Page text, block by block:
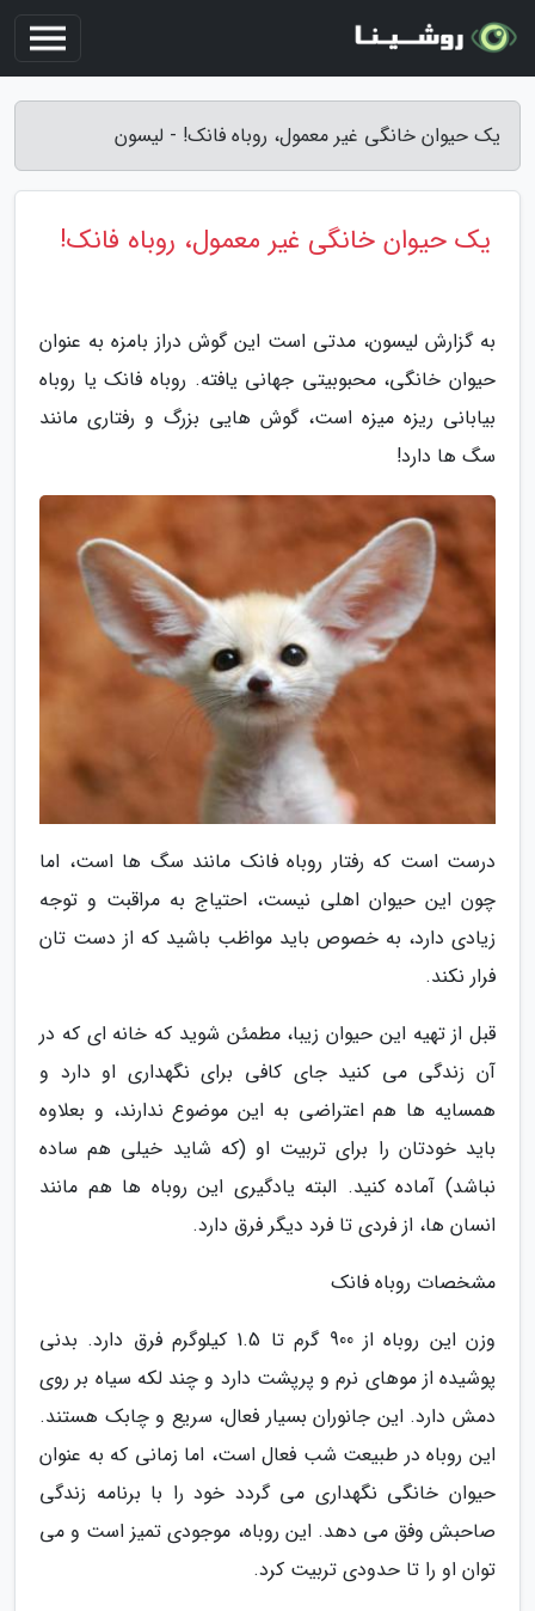
یک حیوان خانگی غیر معمول، روباه فانک! - لیسون
یک حیوان خانگی غیر معمول، روباه فانک!
به گزارش لیسون، مدتی است این گوش دراز بامزه به عنوان
حیوان خانگی، محبوبیتی جهانی یافته. روباه فانک یا روباه
بیابانی ریزه میزه است، گوش هایی بزرگ و رفتاری مانند
سگ ها دارد!
درست است که رفتار روباه فانک مانند سگ ها است، اما
چون این حیوان اهلی نیست، احتیاج به مراقبت و توجه
زیادی دارد، به خصوص باید مواظب باشید که از دست تان
فرار نکند.
قبل از تهیه این حیوان زیبا، مطمئن شوید که خانه ای که در
آن زندگی می کنید جای کافی برای نگهداری او دارد و
همسایه ها هم اعتراضی به این موضوع ندارند، و بعلاوه
باید خودتان را برای تربیت او (که شاید خیلی هم ساده
نباشد) آماده کنید. البته یادگیری این روباه ها هم مانند
انسان ها، از فردی تا فرد دیگر فرق دارد.
مشخصات روباه فانک
وزن این روباه از 900 گرم تا 1.5 کیلوگرم فرق دارد. بدنی
پوشیده از موهای نرم و پرپشت دارد و چند لکه سیاه بر روی
دمش دارد. این جانوران بسیار فعال، سریع و چابک هستند.
این روباه در طبیعت شب فعال است، اما زمانی که به عنوان
حیوان خانگی نگهداری می گردد خود را با برنامه زندگی
صاحبش وفق می دهد. این روباه، موجودی تمیز است و می
توان او را تا حدودی تربیت کرد.